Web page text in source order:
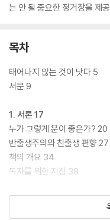
는 안 될 중요한 정거장을 제
목차
태어나지 않는 것이 낫다 5
서문 9
1. 서론 17
누가 그렇게 운이 좋은가? 20
반출생주의와 친출생 편향 27
책의 개요 34
독자를 위한 지침 38
2. 왜 존재하게 되는 것은 항
존재하게 되는 것이 해악이